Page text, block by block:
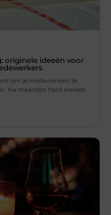
originele ideeën voor
om je medewerkers te
Na maanden hard werken